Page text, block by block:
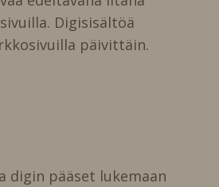
Digisisältöä
päivittäin.
digin pääset lukemaan